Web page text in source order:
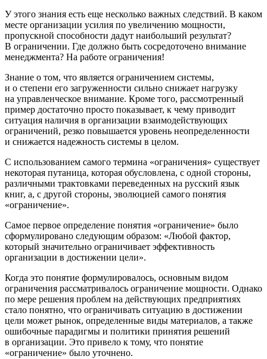
У этого знания есть еще несколько важных следствий. В каком
месте организации усилия по увеличению мощности,
пропускной способности дадут наибольший результат?
В ограничении. Где должно быть сосредоточено внимание
менеджмента? На работе ограничения!
Знание о том, что является ограничением системы,
и о степени его загруженности сильно снижает нагрузку
на управленческое внимание. Кроме того, рассмотренный
пример достаточно просто показывает, к чему приводит
ситуация наличия в организации взаимодействующих
ограничений, резко повышается уровень неопределенности
и снижается надежность системы в целом.
С использованием самого термина «ограничения» существует
некоторая путаница, которая обусловлена, с одной стороны,
различными трактовками переведенных на русский язык
книг, а, с другой стороны, эволюцией самого понятия
«ограничение».
Самое первое определение понятия «ограничение» было
сформулировано следующим образом: «Любой фактор,
который значительно ограничивает эффективность
организации в достижении цели».
Когда это понятие формулировалось, основным видом
ограничения рассматривалось ограничение мощности. Однако
по мере решения проблем на действующих предприятиях
стало понятно, что ограничивать ситуацию в достижении
цели может рынок, определенные виды материалов, а также
ошибочные парадигмы и политики принятия решений
в организации. Это привело к тому, что понятие
«ограничение» было уточнено.